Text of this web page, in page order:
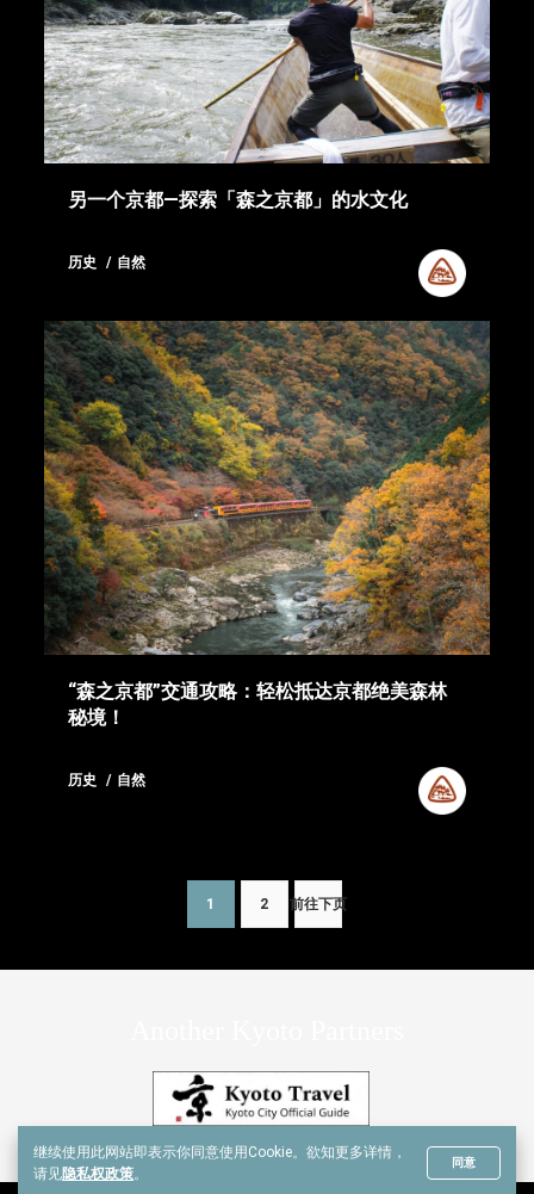
继续使用此网站即表示你同意使用Cookie。 欲知更多详情，
请见隐私权政策。
同意
另一个京都—探索「森之京都」的水文化
历史 自然
“森之京都”交通攻略：轻松抵达京都绝美森林
秘境！
历史 自然
1 2 前往下页